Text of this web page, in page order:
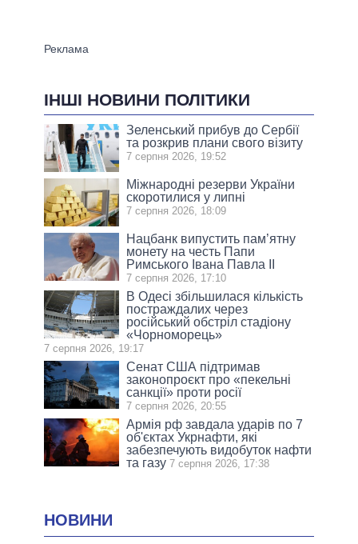
ІНШІ НОВИНИ ПОЛІТИКИ
Зеленський прибув до Сербії
та розкрив плани свого візиту
7 серпня 2026, 19:52
Міжнародні резерви України
скоротилися у липні
7 серпня 2026, 18:09
Нацбанк випустить пам’ятну
монету на честь Папи
Римського Івана Павла II
7 серпня 2026, 17:10
В Одесі збільшилася кількість
постраждалих через
російський обстріл стадіону
«Чорноморець»
7 серпня 2026, 19:17
Сенат США підтримав
законопроєкт про «пекельні
санкції» проти росії
7 серпня 2026, 20:55
Армія рф завдала ударів по 7
об'єктах Укрнафти, які
забезпечують видобуток нафти
та газу 7 серпня 2026, 17:38
НОВИНИ